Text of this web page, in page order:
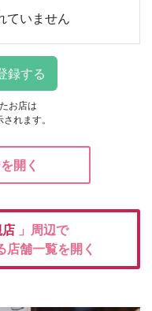
ていません
お店は
されます。
開く
」周辺で
店舗一覧を開く